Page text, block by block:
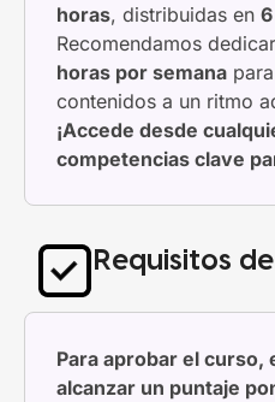
horas, distribuidas en
Recomendamos
horas por semana
contenidos a un ritmo
¡Accede desde
competencias clave
Requisitos
Para aprobar el curso,
alcanzar un puntaje